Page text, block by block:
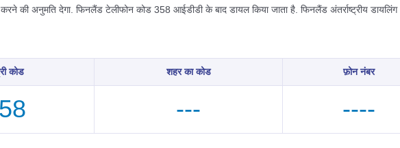
की अनुमति देगा. फिनलैंड टेलीफोन कोड 358 आईडीडी के बाद डायल किया जाता है. फिनलैंड अंतर्राष्ट्रीय
कोड शहर का कोड फ़ोन नंबर
--- ----